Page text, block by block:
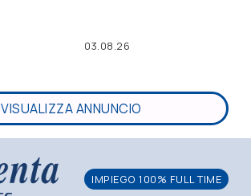
03.08.26
VISUALIZZA ANNUNCIO
IMPIEGO 100% FULL TIME